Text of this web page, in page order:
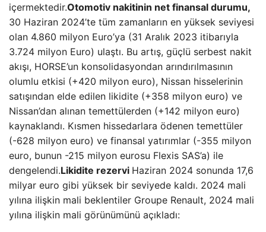
içermektedir.Otomotiv nakitinin net finansal durumu,
30 Haziran 2024’te tüm zamanların en yüksek seviyesi
olan 4.860 milyon Euro’ya (31 Aralık 2023 itibarıyla
3.724 milyon Euro) ulaştı. Bu artış, güçlü serbest nakit
akışı, HORSE’un konsolidasyondan arındırılmasının
olumlu etkisi (+420 milyon euro), Nissan hisselerinin
satışından elde edilen likidite (+358 milyon euro) ve
Nissan’dan alınan temettülerden (+142 milyon euro)
kaynaklandı. Kısmen hissedarlara ödenen temettüler
(-628 milyon euro) ve finansal yatırımlar (-355 milyon
euro, bunun -215 milyon eurosu Flexis SAS’a) ile
dengelendi.Likidite rezervi Haziran 2024 sonunda 17,6
milyar euro gibi yüksek bir seviyede kaldı. 2024 mali
yılına ilişkin mali beklentiler Groupe Renault, 2024 mali
yılına ilişkin mali görünümünü açıkladı: